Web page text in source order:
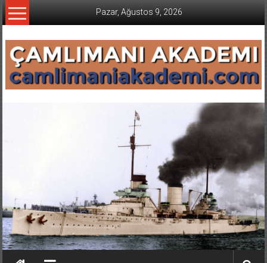
İçeriğe
geç
Pazar, Ağustos 9, 2026